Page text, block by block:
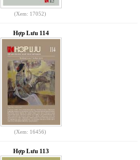
(Xem: 17052)
Hợp Lưu 114
(Xem: 16456)
Hợp Lưu 113